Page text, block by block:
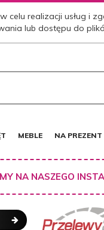
celu realizacji usług i
lub dostępu do
MEBLE NA PREZENT
NA NASZEGO